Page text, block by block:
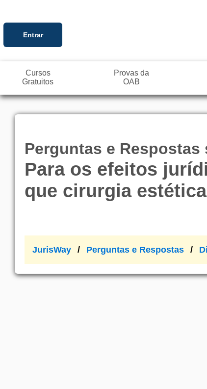
Entrar
Cursos
Gratuitos
Provas da
OAB
Perguntas e
Para os efeitos
que cirurgia
JurisWay Perguntas e Respostas